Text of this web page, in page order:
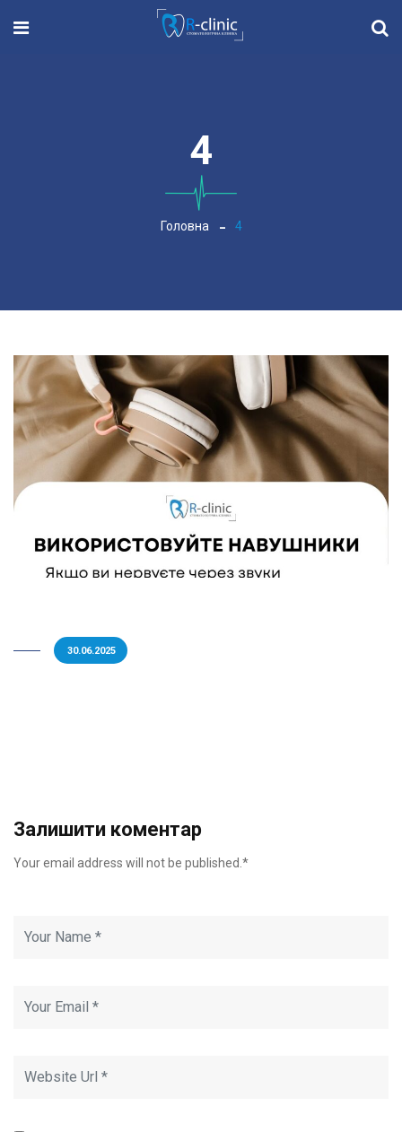
4
Головна 4
30.06.2025
Залишити коментар
Your email address will not be published.*